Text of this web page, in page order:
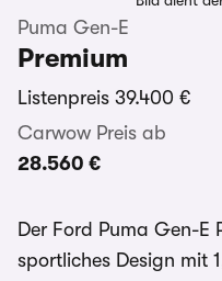
Puma Gen-E
Premium
Listenpreis 39.400 €
Carwow Preis ab
28.560 €
Der Ford Puma Gen-E
sportliches Design mit